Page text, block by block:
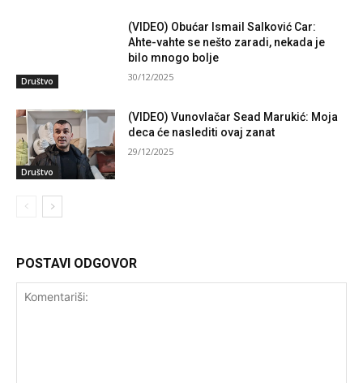
Društvo
(VIDEO) Obućar Ismail Salković Car:
Ahte-vahte se nešto zaradi, nekada je
bilo mnogo bolje
30/12/2025
Društvo
(VIDEO) Vunovlačar Sead Marukić: Moja
deca će naslediti ovaj zanat
29/12/2025
POSTAVI ODGOVOR